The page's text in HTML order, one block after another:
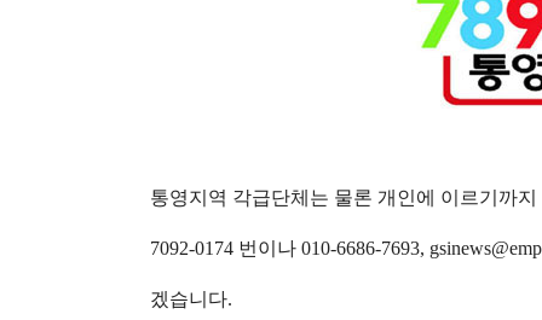
통영지역 각급단체는 물론 개인에 이르기까
7092-0174 번이나 010-6686-7693,
겠습니다.